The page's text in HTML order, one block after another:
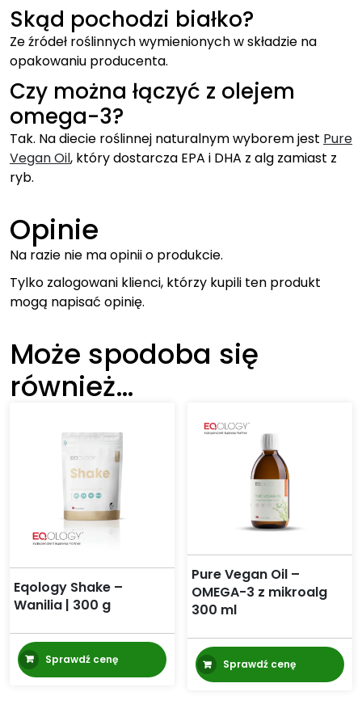
Skąd pochodzi białko?
Ze źródeł roślinnych wymienionych w składzie na
opakowaniu producenta.
Czy można łączyć z olejem
omega-3?
Tak. Na diecie roślinnej naturalnym wyborem jest Pure
Vegan Oil, który dostarcza EPA i DHA z alg zamiast z
ryb.
Opinie
Na razie nie ma opinii o produkcie.
Tylko zalogowani klienci, którzy kupili ten produkt
mogą napisać opinię.
Może spodoba się
również…
Eqology Shake –
Wanilia | 300 g
Sprawdź cenę
Pure Vegan Oil –
OMEGA-3 z mikroalg
300 ml
Sprawdź cenę